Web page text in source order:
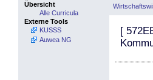
Übersicht
Alle Curricula
Externe Tools
KUSSS
Auwea NG
[